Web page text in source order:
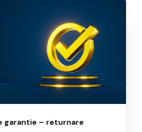
garantie – returnare